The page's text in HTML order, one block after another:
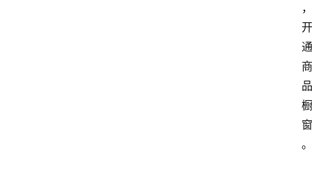
，
开
通
商
品
橱
窗
。